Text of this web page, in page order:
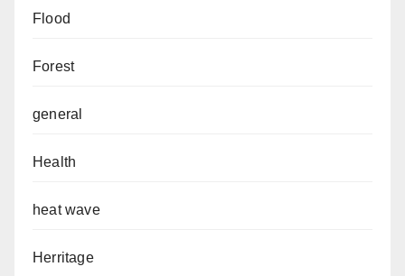
Flood
Forest
general
Health
heat wave
Herritage